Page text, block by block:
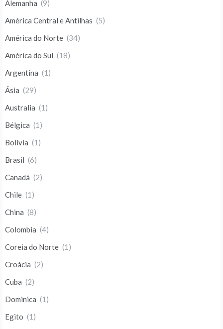
Alemanha (9)
América Central e Antilhas (5)
América do Norte (34)
América do Sul (18)
Argentina (1)
Ásia (29)
Australia (1)
Bélgica (1)
Bolivia (1)
Brasil (6)
Canadá (2)
Chile (1)
China (8)
Colombia (4)
Coreia do Norte (1)
Croácia (2)
Cuba (2)
Dominica (1)
Egito (1)